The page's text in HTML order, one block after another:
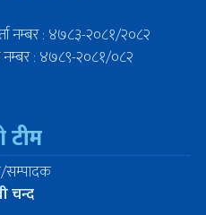
नम्बर : ४७८३-२०८१/२०८२
: ४७८९-२०८१/०८२
टीम
सम्पादक
चन्द